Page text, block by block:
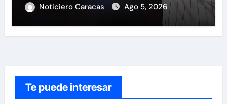
Noticiero Caracas Ago 5, 2026
Te puede interesar